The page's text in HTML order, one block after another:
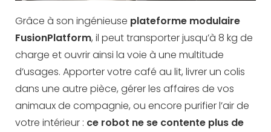
Grâce à son ingénieuse plateforme modulaire
FusionPlatform, il peut transporter jusqu’à 8 kg de
charge et ouvrir ainsi la voie à une multitude
d’usages. Apporter votre café au lit, livrer un colis
dans une autre pièce, gérer les affaires de vos
animaux de compagnie, ou encore purifier l’air de
votre intérieur : ce robot ne se contente plus de